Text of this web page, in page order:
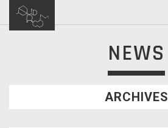
NEWS
ARCHIVES